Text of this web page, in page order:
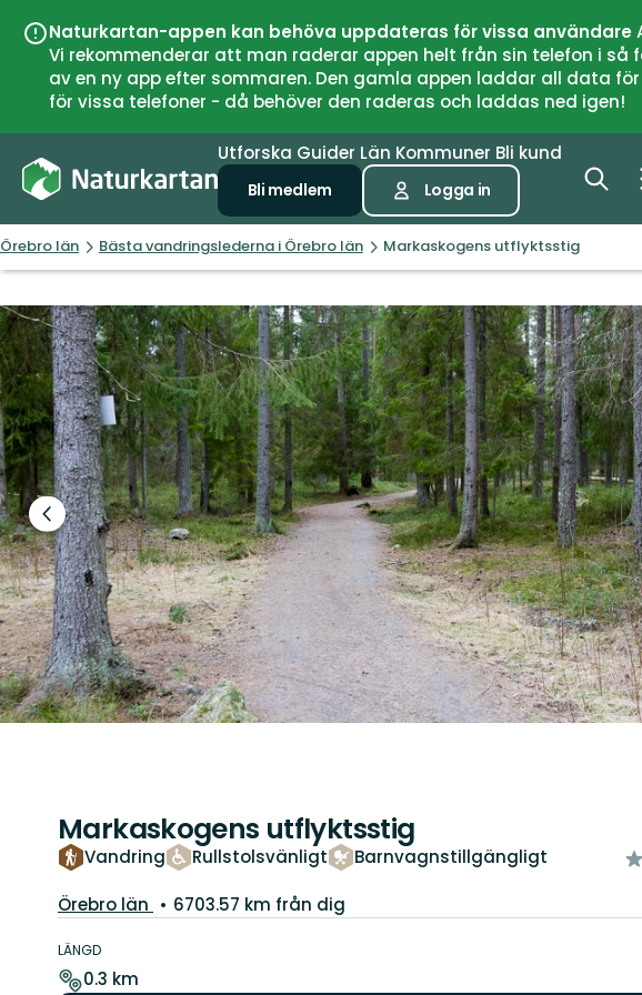
Naturkartan-appen kan behöva uppdateras för vissa användare
Vi rekommenderar att man raderar appen helt från sin telefon i
av en ny app efter sommaren. Den gamla appen laddar all data
för vissa telefoner - då behöver den raderas och laddas ned igen!
Utforska Guider Län Kommuner Bli kund
Bli medlem Logga in
Örebro län Bästa vandringslederna i Örebro län Markaskogens utflyktsstig
Föregående
bild
Markaskogens utflyktsstig
Vandring Rullstolsvänligt Barnvagnstillgängligt
av
Län:
Örebro län 6703.57 km från dig
om
leden
LÄNGD
0.3 km